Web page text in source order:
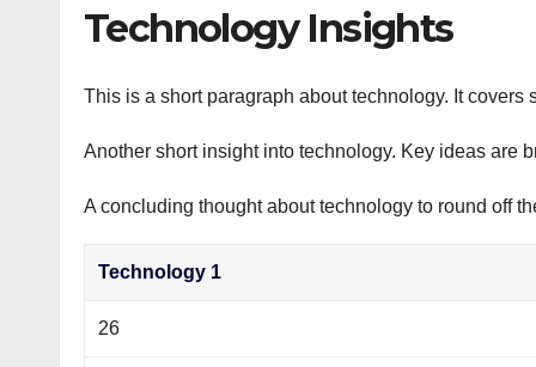
Technology Insights
This is a short paragraph about technology. It covers
Another short insight into technology. Key ideas are
A concluding thought about technology to round off
Technology 1
26